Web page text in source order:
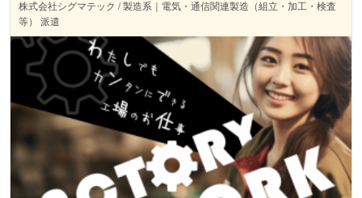
株式会社シグマテック / 製造系｜電気・通信関連製造（組立・加工・検査
等） 派遣